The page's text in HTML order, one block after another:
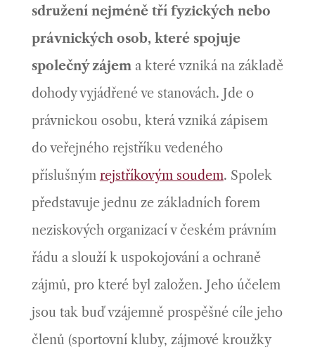
sdružení nejméně tří fyzických nebo
právnických osob, které spojuje
společný zájema které vzniká na základě
dohody vyjádřené ve stanovách. Jde o
právnickou osobu, která vzniká zápisem
do veřejného rejstříku vedeného
příslušným rejstříkovým soudem. Spolek
představuje jednu ze základních forem
neziskových organizací v českém právním
řádu a slouží k uspokojování a ochraně
zájmů, pro které byl založen. Jeho účelem
jsou tak buď vzájemně prospěšné cíle jeho
členů (sportovní kluby, zájmové kroužky